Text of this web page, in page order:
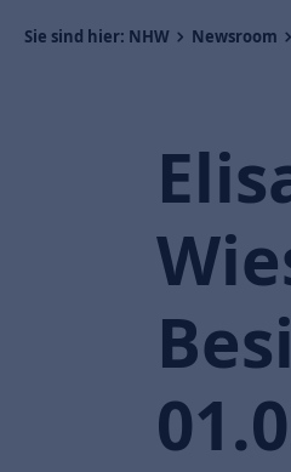
Sie sind hier: NHW Newsroom